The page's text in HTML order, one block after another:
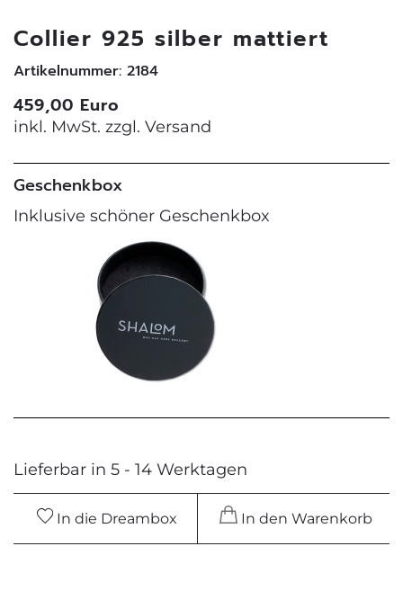
Collier 925 silber mattiert
Artikelnummer: 2184
459,00 Euro
inkl. MwSt. zzgl. Versand
Geschenkbox
Inklusive schöner Geschenkbox
Lieferbar in 5 - 14 Werktagen
In die Dreambox In den Warenkorb